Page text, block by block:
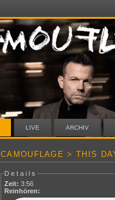
LIVE ARCHIV
CAMOUFLAGE > THIS
Details
Zeit: 3:56
Reinhören: